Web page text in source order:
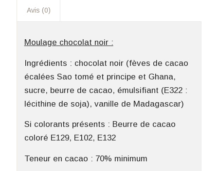
Avis (0)
Moulage chocolat noir :
Ingrédients : chocolat noir (fèves de cacao
écalées Sao tomé et principe et Ghana,
sucre, beurre de cacao, émulsifiant (E322 :
lécithine de soja), vanille de Madagascar)
Si colorants présents : Beurre de cacao
coloré E129, E102, E132
Teneur en cacao : 70% minimum